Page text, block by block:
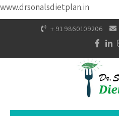
www.drsonalsdietplan.in
+ 91 9860109206